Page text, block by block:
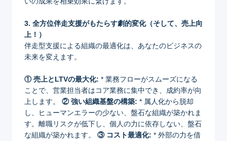
3. 全方位伴走支援がもたらす劇的変化（そして、売上向
上！）
伴走型支援による組織の最適化は、あなたのビジネスの
未来を変えます。
① 売上とLTVの最大化: * 業務フローがスムーズになる
ことで、営業担当者はコア業務に集中でき、成約率が向
上します。 ② 強い組織基盤の構築: * 属人化から脱却
し、ヒューマンエラーの少ない、盤石な組織が築かれま
す。離職リスクが低下し、個人の力に依存しない、盤石
な組織が築かれます。
③ コスト最適化: * 外部の力を借